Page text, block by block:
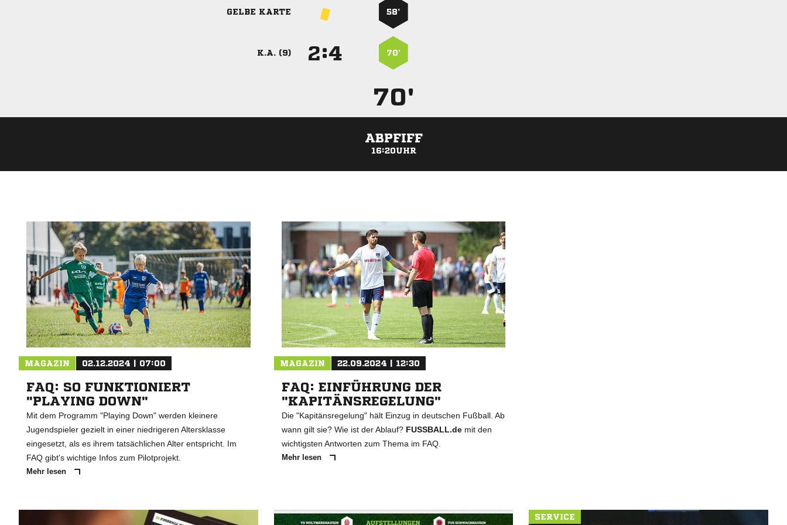
GELBE KARTE 58’
K.A. (9) : 70’
70'
ABPFIFF
16:20UHR
MAGAZIN 02.12.2024 | 07:00
FAQ: SO FUNKTIONIERT
"PLAYING DOWN"
Mit dem Programm "Playing Down" werden kleinere
Jugendspieler gezielt in einer niedrigeren Altersklasse
eingesetzt, als es ihrem tatsächlichen Alter entspricht. Im
FAQ gibt's wichtige Infos zum Pilotprojekt.
Mehr lesen
MAGAZIN 22.09.2024 | 12:30
FAQ: EINFÜHRUNG DER
"KAPITÄNSREGELUNG"
Die "Kapitänsregelung" hält Einzug in deutschen Fußball. Ab
wann gilt sie? Wie ist der Ablauf? FUSSBALL.demit den
wichtigsten Antworten zum Thema im FAQ.
Mehr lesen
SERVICE